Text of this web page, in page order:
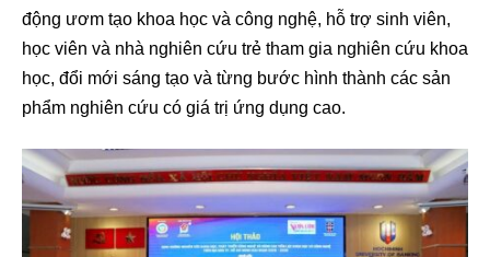
động ươm tạo khoa học và công nghệ, hỗ trợ sinh viên,
học viên và nhà nghiên cứu trẻ tham gia nghiên cứu khoa
học, đổi mới sáng tạo và từng bước hình thành các sản
phẩm nghiên cứu có giá trị ứng dụng cao.